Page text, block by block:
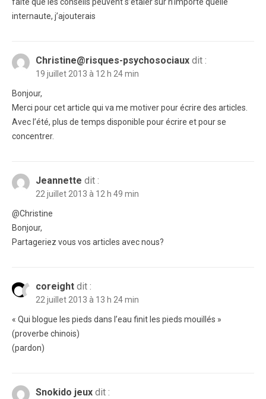
faite que les conseils peuvent s’étaler sur n’importe quelle
internaute, j’ajouterais
Christine@risques-psychosociaux dit :
19 juillet 2013 à 12 h 24 min
Bonjour,
Merci pour cet article qui va me motiver pour écrire des articles.
Avec l’été, plus de temps disponible pour écrire et pour se
concentrer.
Jeannette dit :
22 juillet 2013 à 12 h 49 min
@Christine
Bonjour,
Partageriez vous vos articles avec nous?
coreight dit :
22 juillet 2013 à 13 h 24 min
« Qui blogue les pieds dans l’eau finit les pieds mouillés »
(proverbe chinois)
(pardon)
Snokido jeux dit :